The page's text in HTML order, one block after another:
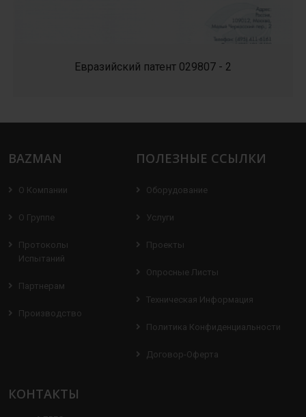
Евразийский патент 029807 - 2
BAZMAN
О Компании
О Группе
Протоколы
Испытаний
Партнерам
Производство
ПОЛЕЗНЫЕ ССЫЛКИ
Оборудование
Услуги
Проекты
Опросные Листы
Техническая Информация
Политика Конфиденциальности
Договор-Оферта
КОНТАКТЫ